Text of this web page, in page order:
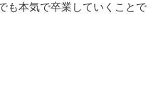
も本気で卒業していくことで